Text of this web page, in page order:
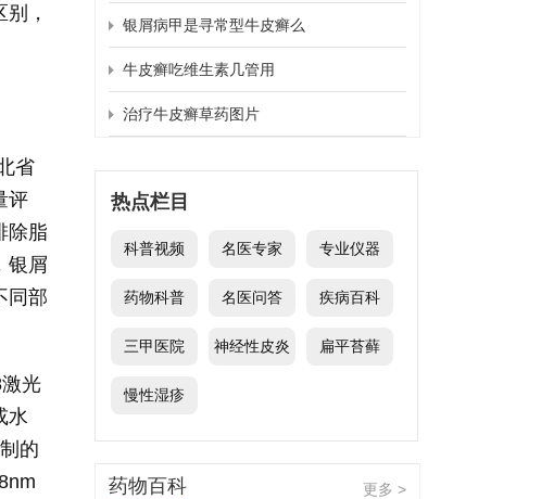
，
省
评
除脂
银屑
同部
光
水
的
银屑病甲是寻常型牛皮癣么
牛皮癣吃维生素几管用
治疗牛皮癣草药图片
热点栏目
科普视频 名医专家 专业仪器
药物科普 名医问答 疾病百科
三甲医院 神经性皮炎 扁平苔藓
慢性湿疹
药物百科 更多 >